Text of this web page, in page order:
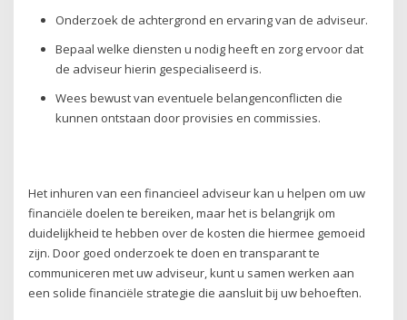
Onderzoek de achtergrond en ervaring van de adviseur.
Bepaal welke diensten u nodig heeft en zorg ervoor dat
de adviseur hierin gespecialiseerd is.
Wees bewust van eventuele belangenconflicten die
kunnen ontstaan door provisies en commissies.
Het inhuren van een financieel adviseur kan u helpen om uw
financiële doelen te bereiken, maar het is belangrijk om
duidelijkheid te hebben over de kosten die hiermee gemoeid
zijn. Door goed onderzoek te doen en transparant te
communiceren met uw adviseur, kunt u samen werken aan
een solide financiële strategie die aansluit bij uw behoeften.